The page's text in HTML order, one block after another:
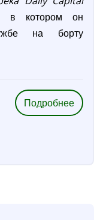
котором он
на борту
Подробнее
Рекс